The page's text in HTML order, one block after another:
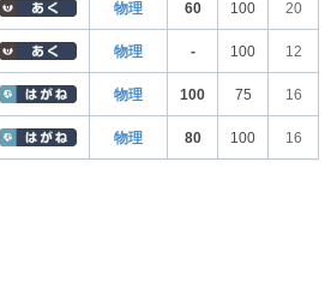
物理 60 100 20
物理 - 100 12
物理 100 75 16
物理 80 100 16